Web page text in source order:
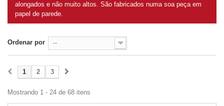
alongados e não muito altos. São fabricados numa soa peça em
papel de parede.
Ordenar por --
1 2 3
Mostrando 1 - 24 de 68 itens